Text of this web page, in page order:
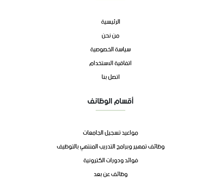
الرئيسية
من نحن
سياسة الخصوصية
اتفاقية الاستخدام
اتصل بنا
أقسام الوظائف
مواعيد تسجيل الجامعات
وظائف تمهير وبرامج التدريب المنتهي بالتوظيف
فوائد ودورات الكترونية
وظائف عن بعد